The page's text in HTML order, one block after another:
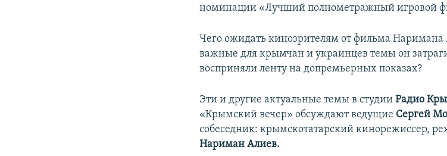
номинации «Лучший полнометражный игровой
Чего ожидать кинозрителям от фильма
важные для крымчан и украинцев темы он
восприняли ленту на допремьерных показах?
Эти и другие актуальные темы в студииРадио
«Крымский вечер» обсуждают ведущие Сергей
собеседник: крымскотатарский кинорежиссер,
Нариман Алиев.